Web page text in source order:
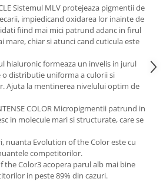
Sistemul MLV protejeaza pigmentii de
impiedicand oxidarea lor inainte de
fiind mai mici patrund adanc in firul
mare, chiar si atunci cand cuticula este
hialuronic formeaza un invelis in jurul
distributie uniforma a culorii si
Ajuta la mentinerea nivelului optim de
COLOR Micropigmentii patrund in
in molecule mari si structurate, care se
nuanta Evolution of the Color este cu
competitorilor.
the Color3 acopera parul alb mai bine
in peste 89% din cazuri.